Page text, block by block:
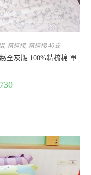
, 精梳棉, 精梳棉 40支
全灰版 100%精梳棉 單